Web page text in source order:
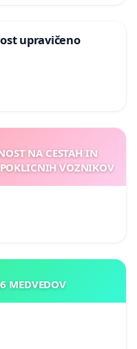
upravičeno
NA CESTAH IN
POKLICNIH VOZNIKOV
MEDVEDOV